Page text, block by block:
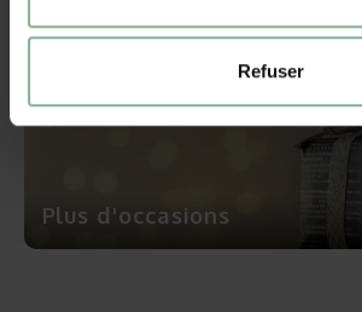
Refuser
Plus d'occasions